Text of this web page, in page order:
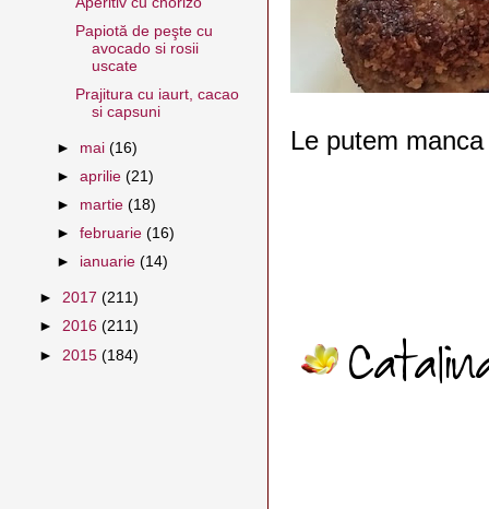
Le putem
Papiotă de peşte cu
avocado si rosii
uscate
Prajitura cu iaurt, cacao
si capsuni
► mai(16)
►aprilie(21)
► martie(18)
►februarie(16)
► ianuarie(14)
► 2017 (211)
► 2016 (211)
► 2015 (184)